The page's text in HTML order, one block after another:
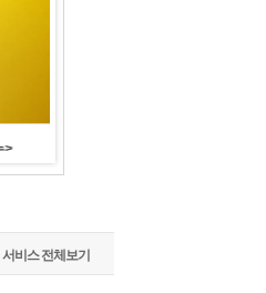
서비스 전체보기